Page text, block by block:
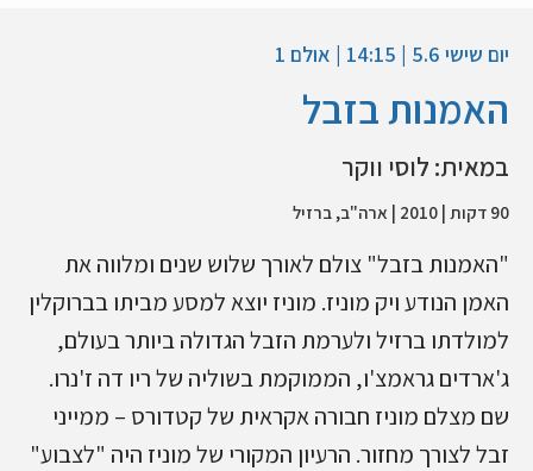
יום שישי 5.6 | 14:15 | אולם 1
האמנות בזבל
במאית: לוסי ווקר
90 דקות | 2010 | ארה"ב, ברזיל
"האמנות בזבל" צולם לאורך שלוש שנים ומלווה את
האמן הנודע ויק מוניז. מוניז יוצא למסע מביתו בברוקלין
למולדתו ברזיל ולערמת הזבל הגדולה ביותר בעולם,
ג'ארדים גראמצ'ו, הממוקמת בשוליה של ריו דה ז'נרו.
שם מצלם מוניז חבורה אקראית של קטדורס – ממייני
זבל לצורך מחזור. הרעיון המקורי של מוניז היה "לצבוע"